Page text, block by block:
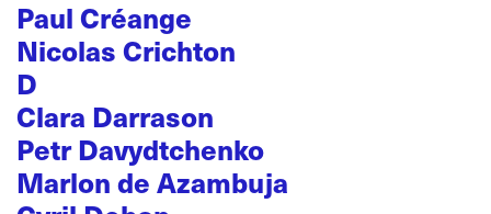
Paul Créange
Nicolas Crichton
D
Clara Darrason
Petr Davydtchenko
Marlon de Azambuja